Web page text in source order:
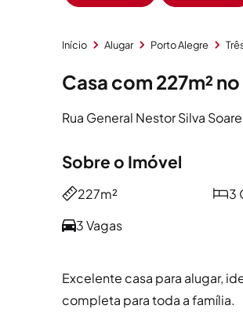
Início Alugar Porto Alegre
Casa com 227m²
Rua General Nestor Silva
Sobre o Imóvel
227m²
3
3 Vagas
Excelente casa para alugar,
completa para toda a família.